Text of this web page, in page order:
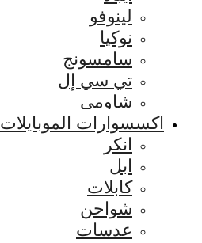
لينوفو
نوكيا
سامسونج
تي سي إل
شاومي
اكسسوارات الموبايلات
انكر
ابل
كابلات
شواحن
عدسات